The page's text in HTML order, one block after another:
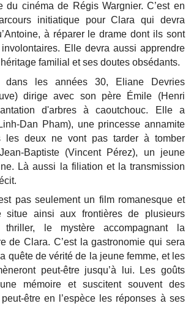
du cinéma de Régis Wargnier. C’est en
initiatique pour Clara qui devra
à réparer le drame dont ils sont
involontaires. Elle devra aussi apprendre
familial et ses doutes obsédants.
dans les années 30, Eliane Devries
dirige avec son père Émile (Henri
d'arbres à caoutchouc. Elle a
Dan Pham), une princesse annamite
les deux ne vont pas tarder à tomber
Baptiste (Vincent Pérez), un jeune
Là aussi la filiation et la transmission
pas seulement un film romanesque et
ainsi aux frontières de plusieurs
le mystère accompagnant la
de Clara. C’est la gastronomie qui sera
quête de vérité de la jeune femme, et les
peut-être jusqu’à lui. Les goûts
mémoire et suscitent souvent des
être en l’espèce les réponses à ses